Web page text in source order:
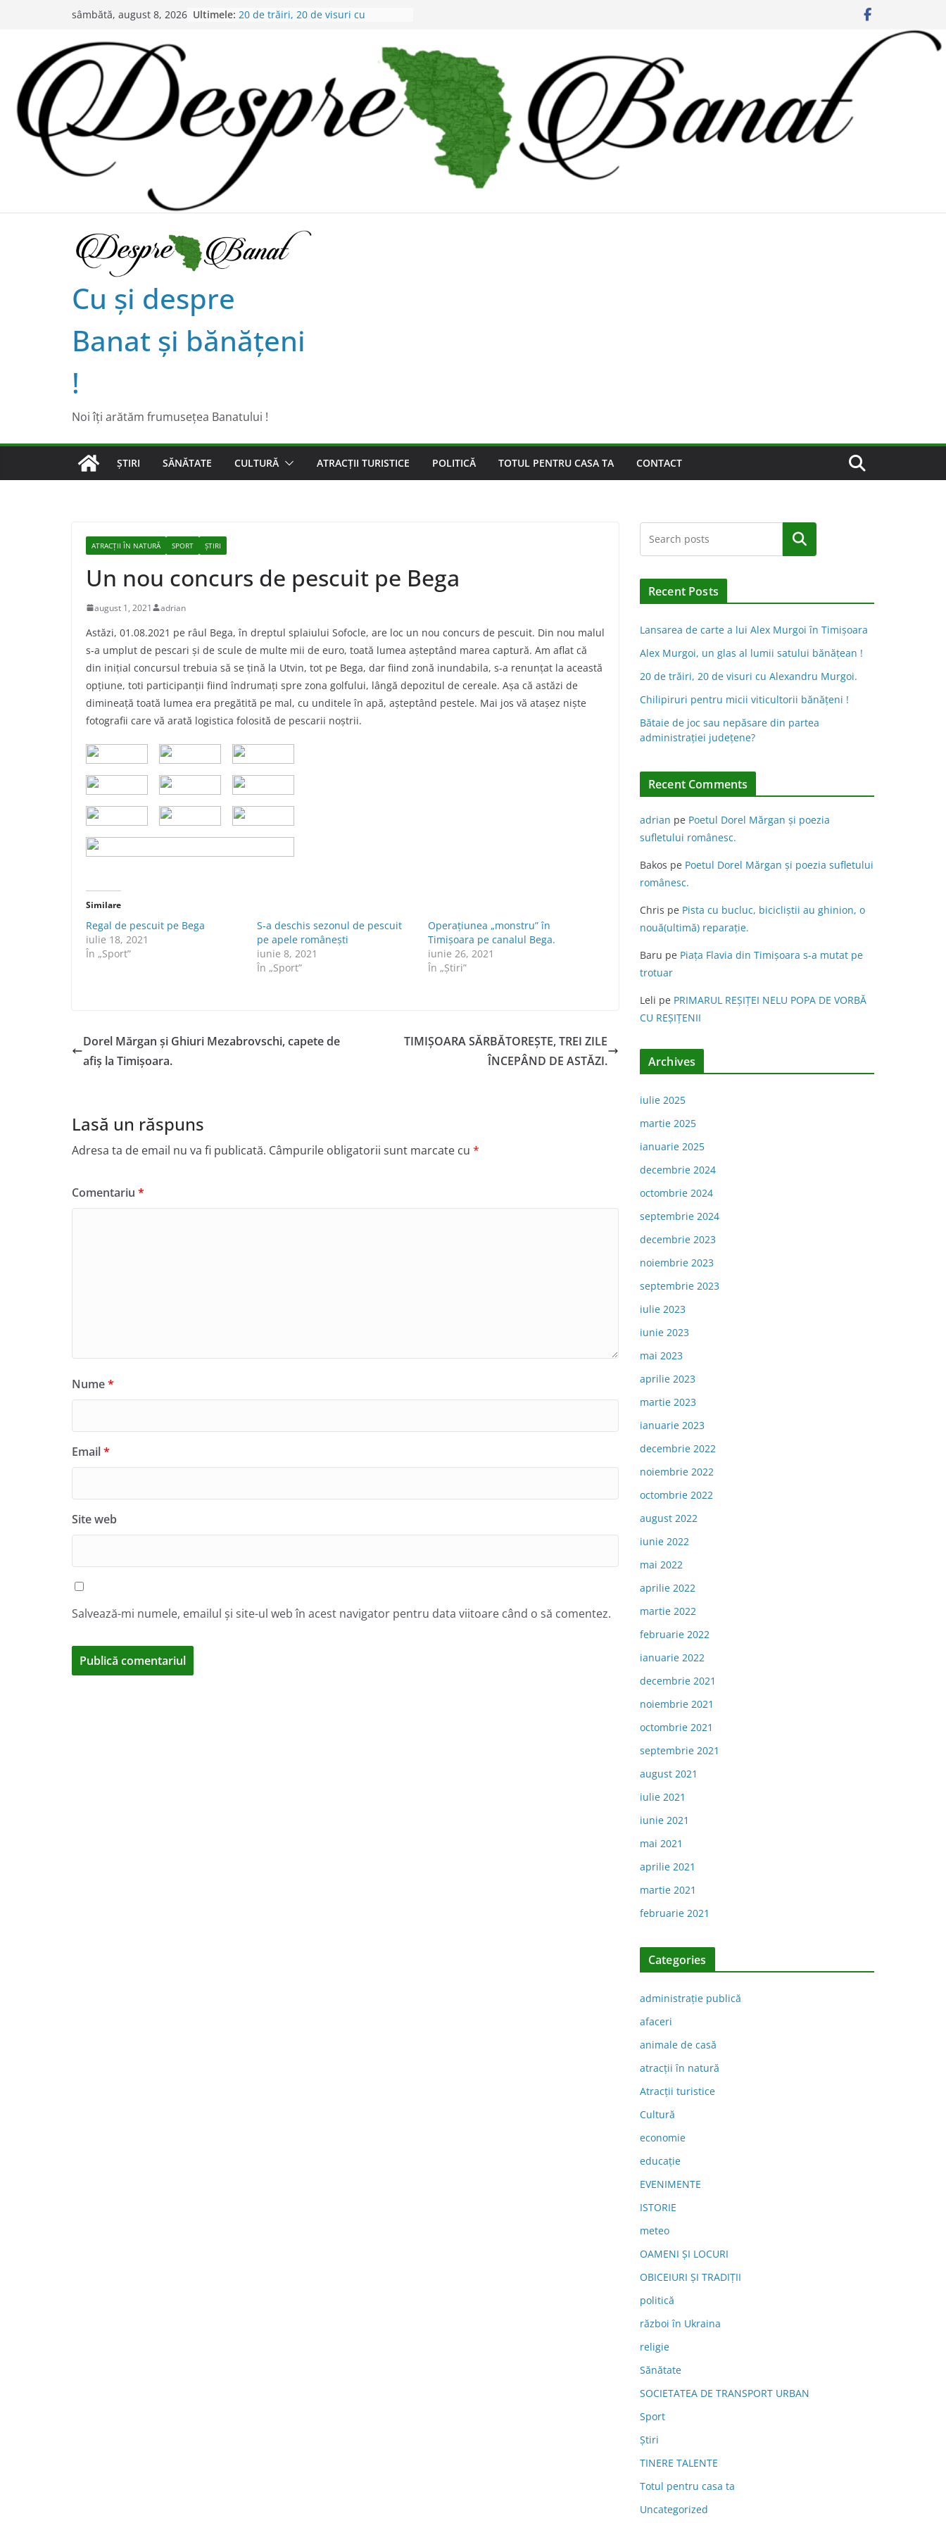
sâmbătă, august 8, 2026 Ultimele: 20 de trăiri, 20 de visuri cu
partea administraţiei judeţene?
Lansarea de carte a lui Alex Murgoi
în Timișoara
Alex Murgoi, un glas al lumii
satului bănățean !
Cu şi despre
Banat şi bănăţeni
!
Noi îţi arătăm frumuseţea Banatului !
ȘTIRI SĂNĂTATE CULTURĂ ATRACȚII TURISTICE POLITICĂ TOTUL PENTRU CASA TA CONTACT
ATRACȚII ÎN NATURĂ SPORT ȘTIRI
Un nou concurs de pescuit pe Bega
august 1, 2021 adrian
Astăzi, 01.08.2021 pe râul Bega, în dreptul splaiului Sofocle, are loc un nou concurs de pescuit. Din nou malul
s-a umplut de pescari și de scule de multe mii de euro, toată lumea așteptând marea captură. Am aflat că
din inițial concursul trebuia să se țină la Utvin, tot pe Bega, dar fiind zonă inundabila, s-a renunțat la această
opțiune, toti participanții fiind îndrumați spre zona golfului, lângă depozitul de cereale. Așa că astăzi de
dimineață toată lumea era pregătită pe mal, cu unditele în apă, așteptând pestele. Mai jos vă atașez niște
fotografii care vă arată logistica folosită de pescarii noștrii.
Similare
Regal de pescuit pe Bega
iulie 18, 2021
În „Sport”
S-a deschis sezonul de pescuit
pe apele româneşti
iunie 8, 2021
În „Sport”
Operațiunea „monstru” în
Timișoara pe canalul Bega.
iunie 26, 2021
În „Știri”
Dorel Mărgan și Ghiuri Mezabrovschi, capete de
afiș la Timișoara.
TIMIȘOARA SĂRBĂTOREȘTE, TREI ZILE
ÎNCEPÂND DE ASTĂZI.
Lasă un răspuns
Adresa ta de email nu va fi publicată. Câmpurile obligatorii sunt marcate cu *
Comentariu *
Nume*
Email*
Site web
Salvează-mi numele, emailul și site-ul web în acest navigator pentru data viitoare când o să comentez.
Caută
Recent Posts
Lansarea de carte a lui Alex Murgoi în Timișoara
Alex Murgoi, un glas al lumii satului bănățean !
20 de trăiri, 20 de visuri cu Alexandru Murgoi.
Chilipiruri pentru micii viticultorii bănăţeni !
Bătaie de joc sau nepăsare din partea
administraţiei judeţene?
Recent Comments
adrian pe Poetul Dorel Mărgan şi poezia
sufletului românesc.
Bakos pe Poetul Dorel Mărgan şi poezia sufletului
românesc.
Chris pe Pista cu bucluc, bicicliștii au ghinion, o
nouă(ultimă) reparație.
Baru pe Piața Flavia din Timişoara s-a mutat pe
trotuar
Leli pe PRIMARUL REŞIŢEI NELU POPA DE VORBĂ
CU REŞIŢENII
Archives
iulie 2025
martie 2025
ianuarie 2025
decembrie 2024
octombrie 2024
septembrie 2024
decembrie 2023
noiembrie 2023
septembrie 2023
iulie 2023
iunie 2023
mai 2023
aprilie 2023
martie 2023
ianuarie 2023
decembrie 2022
noiembrie 2022
octombrie 2022
august 2022
iunie 2022
mai 2022
aprilie 2022
martie 2022
februarie 2022
ianuarie 2022
decembrie 2021
noiembrie 2021
octombrie 2021
septembrie 2021
august 2021
iulie 2021
iunie 2021
mai 2021
aprilie 2021
martie 2021
februarie 2021
Categories
administraţie publică
afaceri
animale de casă
atracții în natură
Atracții turistice
Cultură
economie
educație
EVENIMENTE
ISTORIE
meteo
OAMENI ȘI LOCURI
OBICEIURI ȘI TRADIȚII
politică
război în Ukraina
religie
Sănătate
SOCIETATEA DE TRANSPORT URBAN
Sport
Știri
TINERE TALENTE
Totul pentru casa ta
Uncategorized